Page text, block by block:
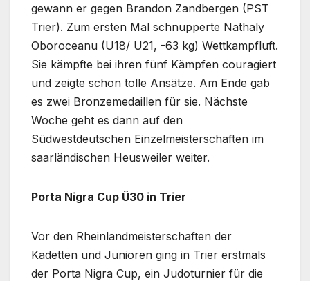
gewann er gegen Brandon Zandbergen (PST
Trier). Zum ersten Mal schnupperte Nathaly
Oboroceanu (U18/ U21, -63 kg) Wettkampfluft.
Sie kämpfte bei ihren fünf Kämpfen couragiert
und zeigte schon tolle Ansätze. Am Ende gab
es zwei Bronzemedaillen für sie. Nächste
Woche geht es dann auf den
Südwestdeutschen Einzelmeisterschaften im
saarländischen Heusweiler weiter.
Porta Nigra Cup Ü30 in Trier
Vor den Rheinlandmeisterschaften der
Kadetten und Junioren ging in Trier erstmals
der Porta Nigra Cup, ein Judoturnier für die